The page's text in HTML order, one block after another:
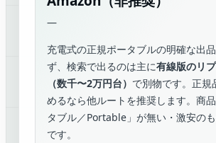
—
充電式の正規ポータブルの明確な出
ず、検索で出るのは主に有線版のリ
（数千〜2万円台） で別物です。正規
めるなら他ルートを推奨します。商
タブル／Portable」が無い・激安の
です。